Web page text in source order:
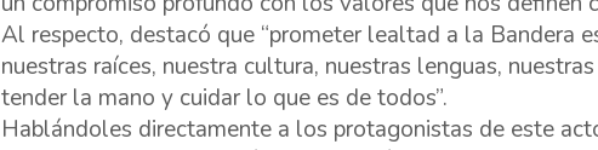
Al respecto, destacó que “prometer lealtad a la Bandera
nuestras raíces, nuestra cultura, nuestras lenguas,
tender la mano y cuidar lo que es de todos”.
Hablándoles directamente a los protagonistas de este